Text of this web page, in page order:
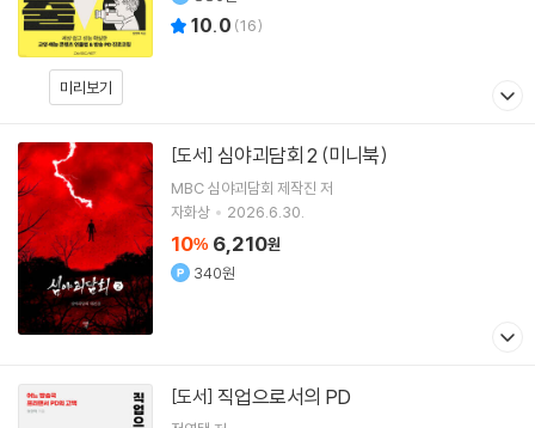
미리보기
10.0 (16)
[도서] 심야괴담회 2 (미니북)
MBC 심야괴담회 제작진 저
자화상
2026.6.30.
10% 6,210원
340원
[도서] 직업으로서의 PD